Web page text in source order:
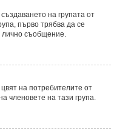
на групата от
първо трябва да се
лично съобщение.
на потребителите от
членовете на тази група.